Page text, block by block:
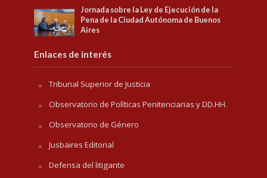
Jornada sobre la Ley de Ejecución de la
Pena de la Ciudad Autónoma de Buenos
Aires
Enlaces de interés
Tribunal Superior de Justicia
Observatorio de Políticas Penitenciarias y DD.HH.
Observatorio de Género
Jusbaires Editorial
Defensa del litigante